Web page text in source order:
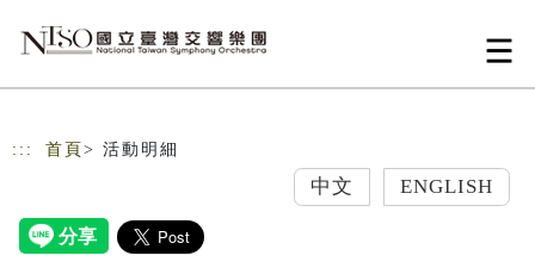
::: 首頁 > 活動明細
中文 ENGLISH